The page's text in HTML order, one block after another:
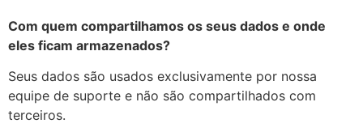
Com quem compartilhamos os seus dados e onde
eles ficam armazenados?
Seus dados são usados exclusivamente por nossa
equipe de suporte e não são compartilhados com
terceiros.